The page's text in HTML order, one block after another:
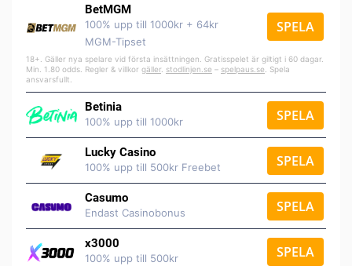
BetMGM
100% upp till 1000kr + 64kr
MGM-Tipset
SPELA
18+. Gäller nya spelare vid första insättningen. Gratisspelet är giltigt i 60 dagar.
Min. 1.80 odds. Regler & villkor gäller stodlinjen.se – spelpaus.se . Spela
ansvarsfullt.
Betinia
100% upp till 1000kr SPELA
Lucky Casino
100% upp till 500kr Freebet SPELA
Casumo
Endast Casinobonus SPELA
x3000
100% upp till 500kr SPELA